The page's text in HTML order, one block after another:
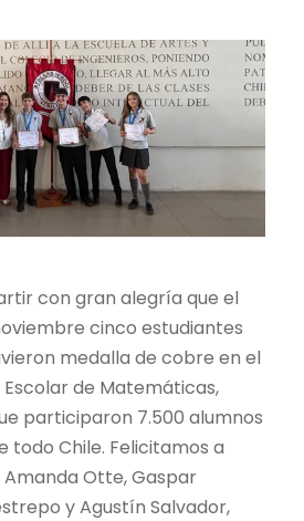
con gran alegría que el
cinco estudiantes
medalla de cobre en el
de Matemáticas,
participaron 7.500 alumnos
todo Chile. Felicitamos a
Otte, Gaspar
y Agustín Salvador,